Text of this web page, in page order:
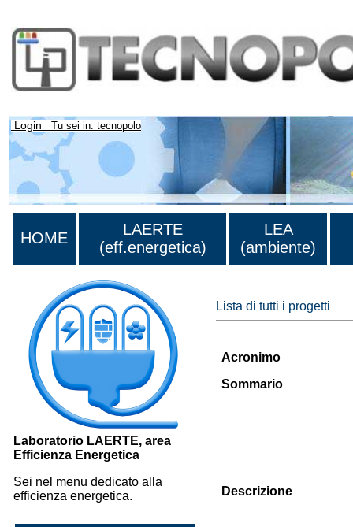
Login Tu sei in: tecnopolo
HOME
LAERTE
(eff.energetica)
LEA
(ambiente)
Laboratorio LAERTE, area
Efficienza Energetica
Sei nel menu dedicato alla
efficienza energetica.
Lista di tutti i progetti
Acronimo
Sommario
Descrizione